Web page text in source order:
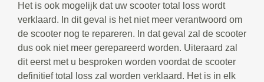
Het is ook mogelijk dat uw scooter total loss wordt
verklaard. In dit geval is het niet meer verantwoord om
de scooter nog te repareren. In dat geval zal de scooter
dus ook niet meer gerepareerd worden. Uiteraard zal
dit eerst met u besproken worden voordat de scooter
definitief total loss zal worden verklaard. Het is in elk